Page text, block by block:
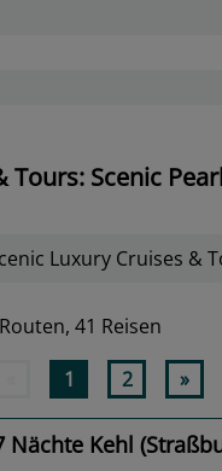
Tours: Scenic Pearl
Luxury Cruises &
41 Reisen
1 2 »
Nächte Kehl